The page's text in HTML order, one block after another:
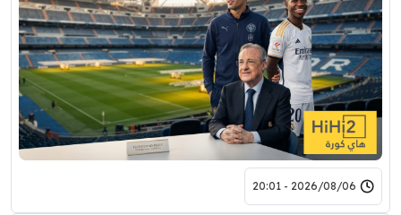
2026/08/06 - 20:01